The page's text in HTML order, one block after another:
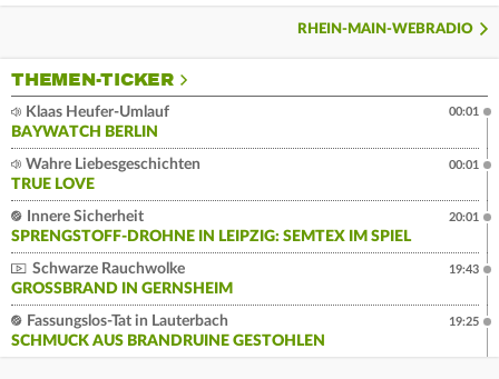
RHEIN-MAIN-WEBRADIO
THEMEN-TICKER
Klaas Heufer-Umlauf
BAYWATCH BERLIN
00:01
Wahre Liebesgeschichten
TRUE LOVE
00:01
Innere Sicherheit
SPRENGSTOFF-DROHNE IN LEIPZIG: SEMTEX IM SPIEL
20:01
Schwarze Rauchwolke
GROSSBRAND IN GERNSHEIM
19:43
Fassungslos-Tat in Lauterbach
SCHMUCK AUS BRANDRUINE GESTOHLEN
19:25